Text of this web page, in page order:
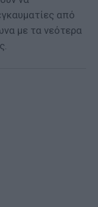
από
με τα νεότερα